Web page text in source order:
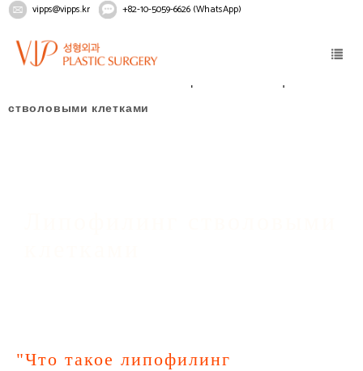
vipps@vipps.kr +82-10-5059-6626 (WhatsApp)
Липофилинг
Липофилинг
стволовыми клетками
"Что такое липофилинг